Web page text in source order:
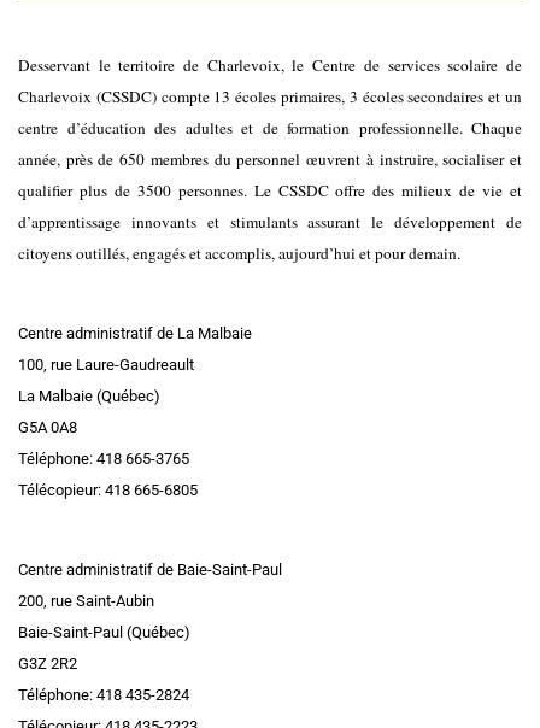
Desservant le territoire de Charlevoix, le Centre de services scolaire de
Charlevoix (CSSDC) compte 13 écoles primaires, 3 écoles secondaires et un
centre d’éducation des adultes et de formation professionnelle. Chaque
année, près de 650 membres du personnel œuvrent à instruire, socialiser et
qualifier plus de 3500 personnes. Le CSSDC offre des milieux de vie et
d’apprentissage innovants et stimulants assurant le développement de
citoyens outillés, engagés et accomplis, aujourd’hui et pour demain.
Centre administratif de La Malbaie
100, rue Laure-Gaudreault
La Malbaie (Québec)
G5A 0A8
Téléphone: 418 665-3765
Télécopieur: 418 665-6805
Centre administratif de Baie-Saint-Paul
200, rue Saint-Aubin
Baie-Saint-Paul (Québec)
G3Z 2R2
Téléphone: 418 435-2824